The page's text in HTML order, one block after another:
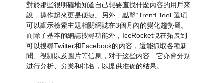
對於那些很明確地知道自己想要查找什麼內容的用戶來
說，操作起來更是便捷。另外，點擊“Trend Tool”選項
可以顯示檢索主題相關網誌在3個月內的變化趨勢圖。
而除了基本的網誌搜尋功能外，IceRocket現在拓展到
可以搜尋Twitter和Facebook的內容，還能抓取各種新
聞、視頻以及圖片等信息，对于这些内容，它亦會分别
进行分析、分类和排名，以提供准确的结果。